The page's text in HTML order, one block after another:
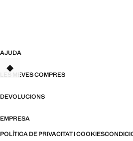
AJUDA
LES MEVES COMPRES
DEVOLUCIONS
EMPRESA
POLÍTICA DE PRIVACITAT I COOKIES